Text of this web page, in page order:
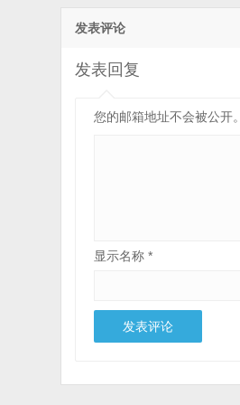
发表评论
发表回复
您的邮箱地址不会被公开。
显示名称*